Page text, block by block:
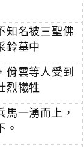
知名被三聖佛
鈴墓中
佾雲等人受到
烈犧牲
馬一湧而上，
。